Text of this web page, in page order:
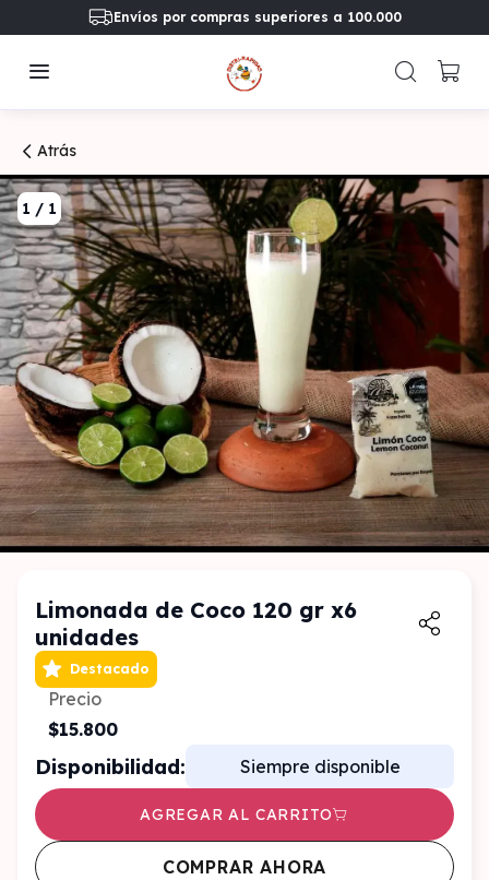
Envíos por compras superiores a 100.000
Atrás
1 / 1
Limonada de Coco 120 gr x6
unidades
Destacado
Precio
$15.800
Disponibilidad: Siempre disponible
AGREGAR AL CARRITO
COMPRAR AHORA